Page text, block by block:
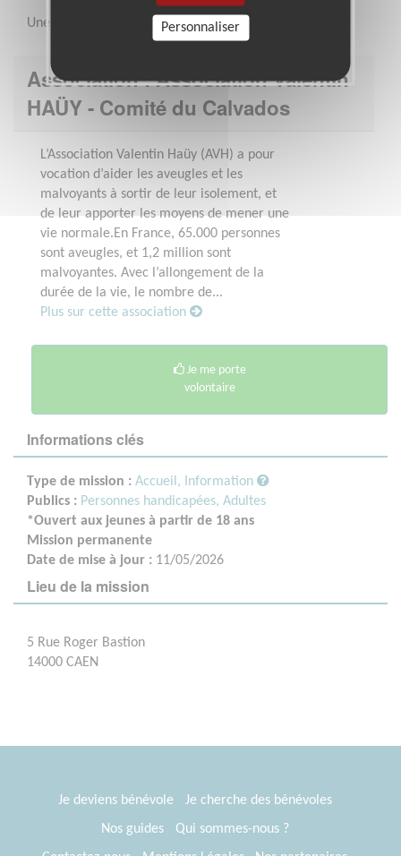
Une journée par semaine
Association : Association Valentin
HAÜY - Comité du Calvados
L’Association Valentin Haüy (AVH) a pour
vocation d’aider les aveugles et les
malvoyants à sortir de leur isolement, et
de leur apporter les moyens de mener une
vie normale.En France, 65.000 personnes
sont aveugles, et 1,2 million sont
malvoyantes. Avec l’allongement de la
durée de la vie, le nombre de...
Plus sur cette association
Je me porte
volontaire
Informations clés
Type de mission : Accueil, Information
Publics : Personnes handicapées, Adultes
*Ouvert aux jeunes à partir de 18 ans
Mission permanente
Date de mise à jour : 11/05/2026
Lieu de la mission
5 Rue Roger Bastion
14000 CAEN
Je deviens bénévole
Je cherche des bénévoles
Nos guides
Qui sommes-nous ?
Personnaliser